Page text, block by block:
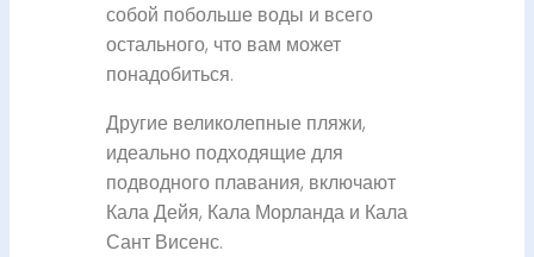
собой побольше воды и всего
остального, что вам может
понадобиться.
Другие великолепные пляжи,
идеально подходящие для
подводного плавания, включают
Кала Дейя, Кала Морланда и Кала
Сант Висенс.